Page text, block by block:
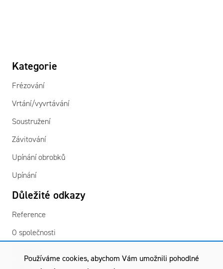
Používáme cookies, abychom Vám umožnili pohodlné
Kategorie
Frézování
Vrtání/vyvrtávání
Soustružení
Závitování
Upínání obrobků
Upínání
Důležité odkazy
Reference
O společnosti